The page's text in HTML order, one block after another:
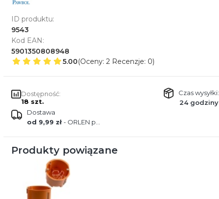
ID produktu:
9543
Kod EAN:
5901350808948
5.00(Oceny: 2 Recenzje: 0)
Dostępność:
18 szt.
Czas wysyłki:
24 godziny
Dostawa
od 9,99 zł- ORLEN paczka
Produkty powiązane